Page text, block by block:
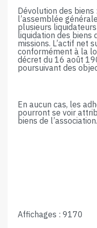
Dévolution des biens
l’assemblée
plusieurs
liquidation des biens
missions. L’actif net
conformément à la
décret du 16 août
poursuivant des
En aucun cas, les
pourront se voir
biens de l’association.
Affichages : 9170